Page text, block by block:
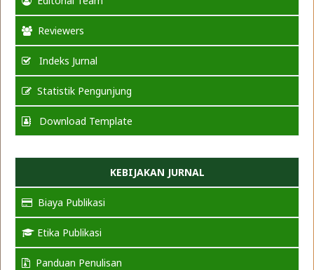
Reviewers
Indeks Jurnal
Statistik Pengunjung
Download Template
KEBIJAKAN JURNAL
Biaya Publikasi
Etika Publikasi
Panduan Penulisan